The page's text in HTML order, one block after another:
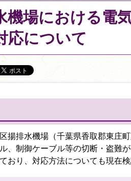
機場における電
応について
揚排水機場（千葉県香取郡東庄
、制御ケーブル等の切断・盗難
おり、対応方法についても現在検